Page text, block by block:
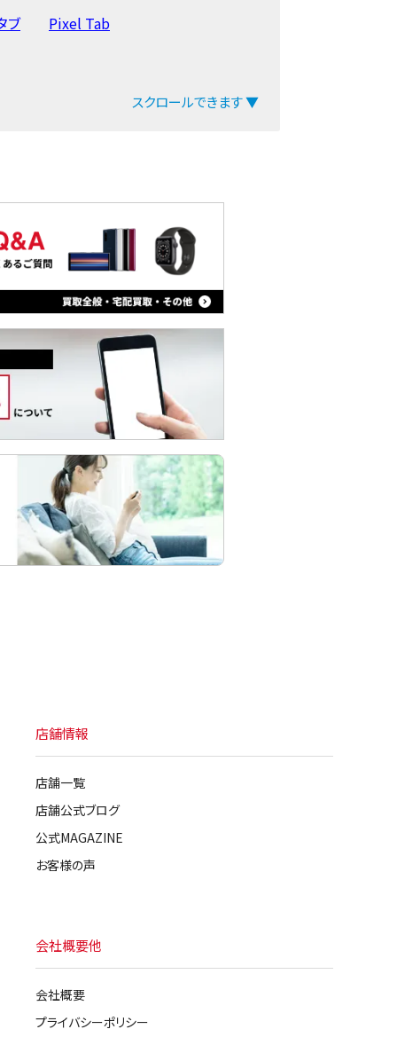
ブ
Pixel Tab
スクロールできます ▼
店舗情報
店舗一覧
店舗公式ブログ
公式MAGAZINE
お客様の声
会社概要他
会社概要
プライバシーポリシー